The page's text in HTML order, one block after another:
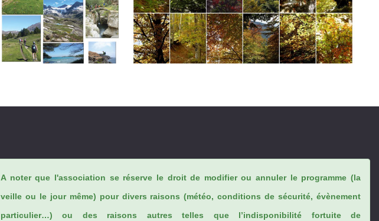
A noter que l'association se réserve le droit de modifier ou annuler le programme (la
veille ou le jour même) pour divers raisons (météo, conditions de sécurité, évènement
particulier…) ou des raisons autres telles que l’indisponibilité fortuite de